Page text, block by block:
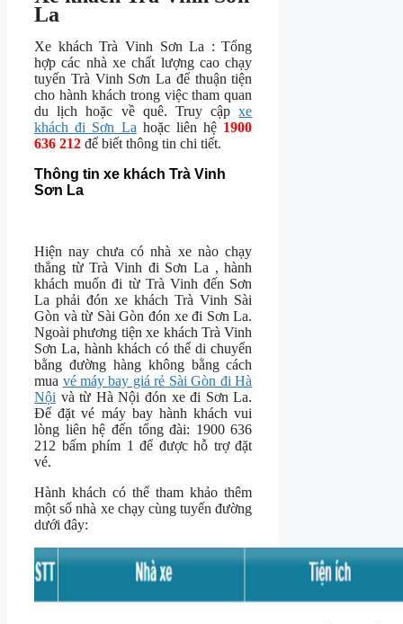
La
Xe khách Trà Vinh Sơn La : Tổng
hợp các nhà xe chất lượng cao chạy
tuyến Trà Vinh Sơn La để thuận tiện
cho hành khách trong việc tham quan
du lịch hoặc về quê. Truy cậpxe
khách đi Sơn La hoặc liên hệ 1900
636 212 để biết thông tin chi tiết.
Thông tin xe khách Trà Vinh
Sơn La
Hiện nay chưa có nhà xe nào chạy
thẳng từ Trà Vinh đi Sơn La , hành
khách muốn đi từ Trà Vinh đến Sơn
La phải đón xe khách Trà Vinh Sài
Gòn và từ Sài Gòn đón xe đi Sơn La.
Ngoài phương tiện xe khách Trà Vinh
Sơn La, hành khách có thể di chuyển
bằng đường hàng không bằng cách
mua vé máy bay giá rẻ Sài Gòn đi Hà
Nội và từ Hà Nội đón xe đi Sơn La.
Để đặt vé máy bay hành khách vui
lòng liên hệ đến tổng đài: 1900 636
212 bấm phím 1 để được hỗ trợ đặt
vé.
Hành khách có thể tham khảo thêm
một số nhà xe chạy cùng tuyến đường
dưới đây: